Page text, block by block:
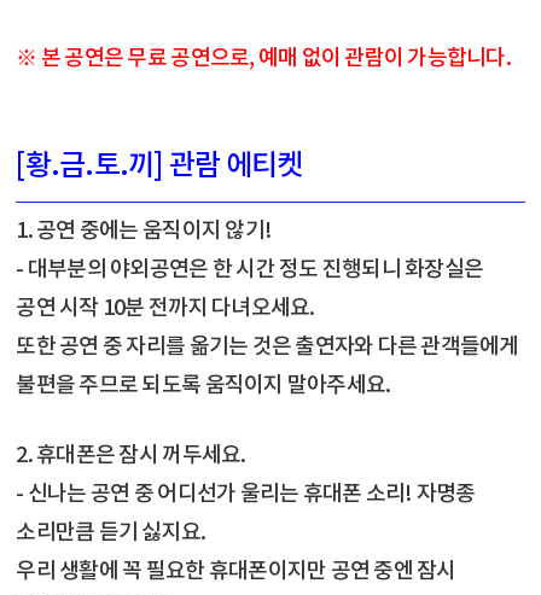
※ 본 공연은 무료 공연으로, 예매 없이 관람이 가능합니다.
[황.금.토.끼] 관람 에티켓
1. 공연 중에는 움직이지 않기!
- 대부분의 야외공연은 한 시간 정도 진행되니 화장실은
공연 시작 10분 전까지 다녀오세요.
또한 공연 중 자리를 옮기는 것은 출연자와 다른 관객들에게
불편을 주므로 되도록 움직이지 말아주세요.
2. 휴대폰은 잠시 꺼두세요.
- 신나는 공연 중 어디선가 울리는 휴대폰 소리! 자명종
소리만큼 듣기 싫지요.
우리 생활에 꼭 필요한 휴대폰이지만 공연 중엔 잠시